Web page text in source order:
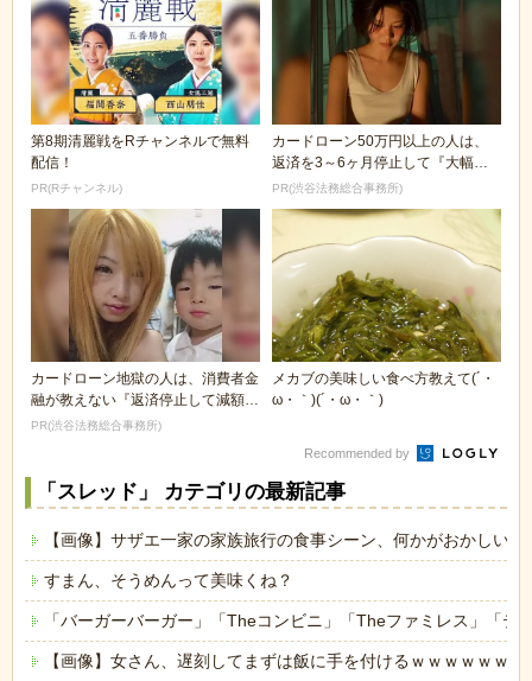
第8期清麗戦をRチャンネルで無料
配信！
PR(Rチャンネル)
カードローン50万円以上の人は、
返済を3～6ヶ月停止して『大幅に
減額してから返済...
PR(渋谷法務総合事務所)
カードローン地獄の人は、消費者金
融が教えない『返済停止して減額・
免除する方法』で...
PR(渋谷法務総合事務所)
メカブの美味しい食べ方教えて(´・
ω・｀)(´・ω・｀)
Recommended by
「スレッド」 カテゴリの最新記事
【画像】サザエ一家の家族旅行の食事シーン、何かがおかしいｗ
すまん、そうめんって美味くね？
「バーガーバーガー」「Theコンビニ」「Theファミレス」「テ
【画像】女さん、遅刻してまずは飯に手を付けるｗｗｗｗｗｗ